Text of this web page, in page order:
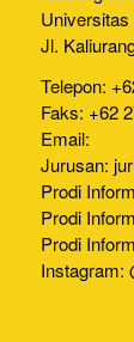
Jl.
Telepon:
Faks: +62
Email:
Jurusan:
Prodi
Prodi
Prodi
Instagram: